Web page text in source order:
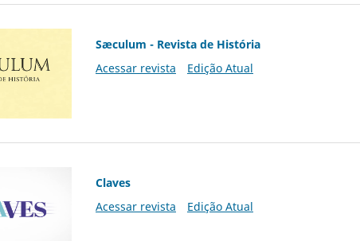
Sæculum - Revista de História
Acessar revista
Edição Atual
Claves
Acessar revista
Edição Atual